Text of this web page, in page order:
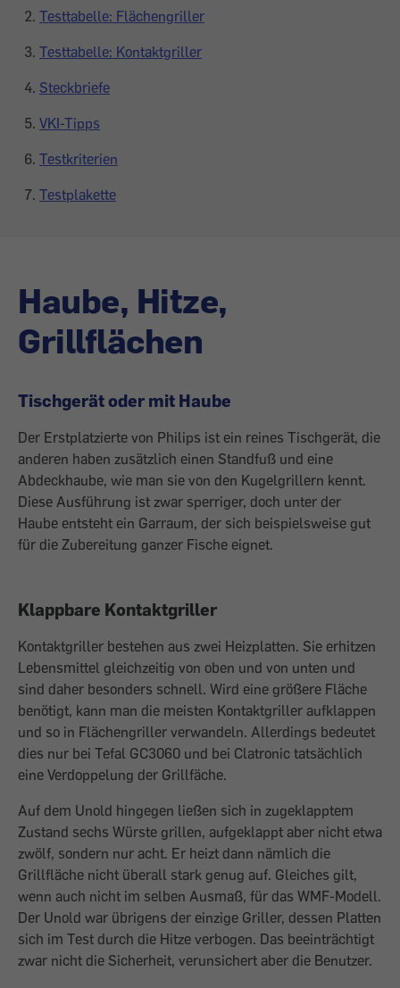
Testtabelle: Flächengriller
Testtabelle: Kontaktgriller
Steckbriefe
VKI-Tipps
Testkriterien
Testplakette
Haube, Hitze,
Grillflächen
Tischgerät oder mit Haube
Der Erstplatzierte von Philips ist ein reines Tischgerät, die
anderen haben zusätzlich einen Standfuß und eine
Abdeckhaube, wie man sie von den Kugelgrillern kennt.
Diese Ausführung ist zwar sperriger, doch unter der
Haube entsteht ein Garraum, der sich beispielsweise gut
für die Zubereitung ganzer Fische eignet.
Klappbare Kontaktgriller
Kontaktgriller bestehen aus zwei Heizplatten. Sie erhitzen
Lebensmittel gleichzeitig von oben und von unten und
sind daher besonders schnell. Wird eine größere Fläche
benötigt, kann man die meisten Kontaktgriller aufklappen
und so in Flächengriller verwandeln. Allerdings bedeutet
dies nur bei Tefal GC3060 und bei Clatronic tatsächlich
eine Verdoppelung der Grillfäche.
Auf dem Unold hingegen ließen sich in zugeklapptem
Zustand sechs Würste grillen, aufgeklappt aber nicht etwa
zwölf, sondern nur acht. Er heizt dann nämlich die
Grillfläche nicht überall stark genug auf. Gleiches gilt,
wenn auch nicht im selben Ausmaß, für das WMF-Modell.
Der Unold war übrigens der einzige Griller, dessen Platten
sich im Test durch die Hitze verbogen. Das beeinträchtigt
zwar nicht die Sicherheit, verunsichert aber die Benutzer.